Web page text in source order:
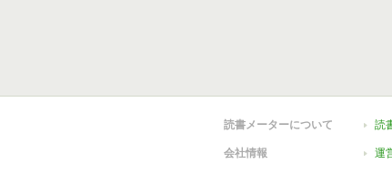
読書メーターについて 読
会社情報 運